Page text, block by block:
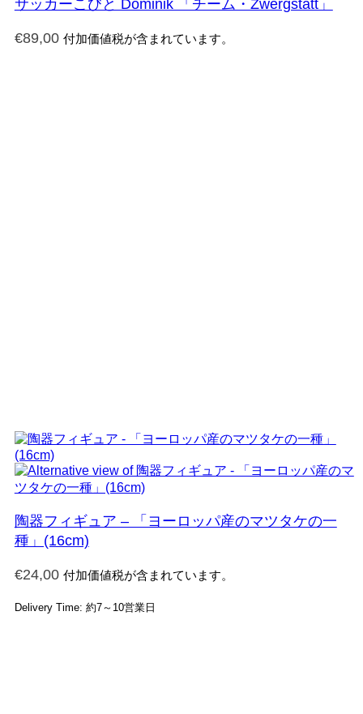
サッカーこびと Dominik 「チーム・Zwergstatt」
€89,00 付加価値税が含まれています。
陶器フィギュア – 「ヨーロッパ産のマツタケの一
種」(16cm)
€24,00 付加価値税が含まれています。
Delivery Time: 約7～10営業日